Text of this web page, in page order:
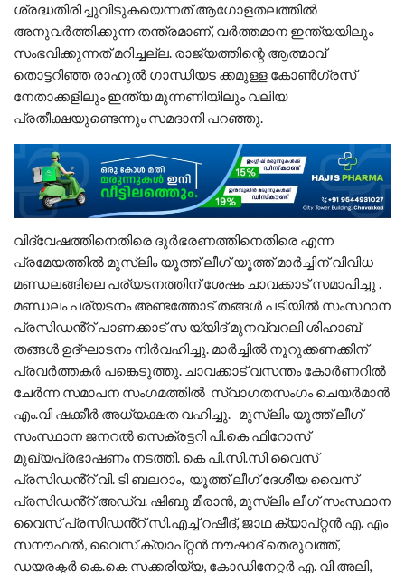
ശ്രദ്ധതിരിച്ചുവിടുകയെന്നത് ആഗോളതലത്തിൽ
അനുവർത്തിക്കുന്ന തന്ത്രമാണ്, വർത്തമാന ഇന്ത്യയിലും
സംഭവിക്കുന്നത് മറിച്ചല്ല. രാജ്യത്തിന്റെ ആത്മാവ്
തൊട്ടറിഞ്ഞ രാഹുൽ ഗാന്ധിയട ക്കമുള്ള കോൺഗ്രസ്
നേതാക്കളിലും ഇന്ത്യ മുന്നണിയിലും വലിയ
പ്രതീക്ഷയുണ്ടെന്നും സമദാനി പറഞ്ഞു.
വിദ്വേഷത്തിനെതിരെ ദുർഭരണത്തിനെതിരെ എന്ന
പ്രമേയത്തിൽ മുസ്‌ലിം യൂത്ത് ലീഗ് യൂത്ത് മാർച്ചിന് വിവിധ
മണ്ഡലങ്ങിലെ പര്യടനത്തിന് ശേഷം ചാവക്കാട് സമാപിച്ചു .
മണ്ഡലം പര്യടനം അണ്ടത്തോട് തങ്ങൾ പടിയിൽ സംസ്ഥാന
പ്രസിഡൻ്റ് പാണക്കാട് സ യ്യിദ് മുനവ്വറലി ശിഹാബ്
തങ്ങൾ ഉദ്ഘാടനം നിർവഹിച്ചു. മാർച്ചിൽ നൂറുക്കണക്കിന്
പ്രവർത്തകർ പങ്കെടുത്തു. ചാവക്കാട് വസന്തം കോർണറിൽ
ചേർന്ന സമാപന സംഗമത്തിൽ സ്വാഗതസംഗം ചെയർമാൻ
എം.വി ഷക്കീർ അധ്യക്ഷത വഹിച്ചു. മുസ്‌ലിം യൂത്ത് ലീഗ്
സംസ്ഥാന ജനറൽ സെക്രട്ടറി പി.കെ ഫിറോസ്
മുഖ്യപ്രഭാഷണം നടത്തി. കെ പി.സി.സി വൈസ്
പ്രസിഡൻ്റ് വി. ടി ബലറാം, യൂത്ത് ലീഗ് ദേശീയ വൈസ്
പ്രസിഡൻ്റ് അഡ്വ. ഷിബു മീരാൻ, മുസ്ലിം ലീഗ് സംസ്ഥാന
വൈസ് പ്രസിഡൻ്റ് സി.എച്ച് റഷീദ്, ജാഥ ക്യാപ്റ്റൻ എ. എം
സനൗഫൽ, വൈസ് ക്യാപ്റ്റൻ നൗഷാദ് തെരുവത്ത്,
ഡയരക്ടർ കെ.കെ സക്കരിയ്യ, കോഡിനേറ്റർ എ. വി അലി,